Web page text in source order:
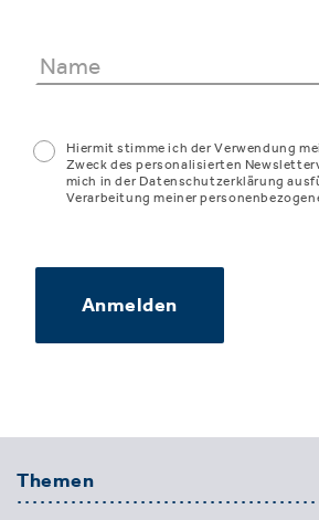
Hiermit stimme ich der Verwendung
Zweck des personalisierten
mich in der Datenschutzerklärung
Verarbeitung meiner
Anmelden
Themen